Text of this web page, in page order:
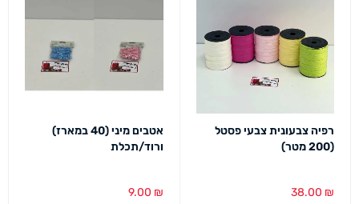
רפיה צבעונית צבעי פסטל
(200 מטר)
38.00 ₪
אטבים מיני (40 במארז)
ורוד/תכלת
9.00 ₪